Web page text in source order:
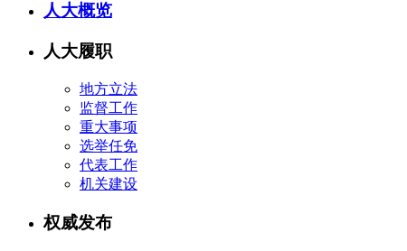
人大概览
人大履职
地方立法
监督工作
重大事项
选举任免
代表工作
机关建设
权威发布